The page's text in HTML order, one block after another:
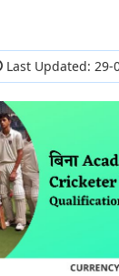
Last Updated: